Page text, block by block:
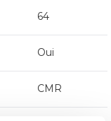
64
Oui
CMR